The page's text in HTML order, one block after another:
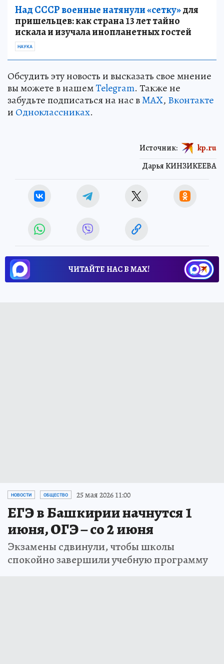
Над СССР военные натянули «сетку»для
пришельцев: как страна 13 лет тайно
искала и изучала инопланетных гостей
НАУКА
Обсудить эту новость и высказать свое мнение
вы можете в нашемTelegram. Также не
забудьте подписаться на нас вMAX, Вконтакте
и Одноклассниках.
Дарья КИНЗИКЕЕВА
Источник: kp.ru
ЧИТАЙТЕ НАС В МАХ!
НОВОСТИ ОБЩЕСТВО 25 мая 2026 11:00
ЕГЭ в Башкирии начнутся 1
июня, ОГЭ – со 2 июня
Экзамены сдвинули, чтобы школы
спокойно завершили учебную программу